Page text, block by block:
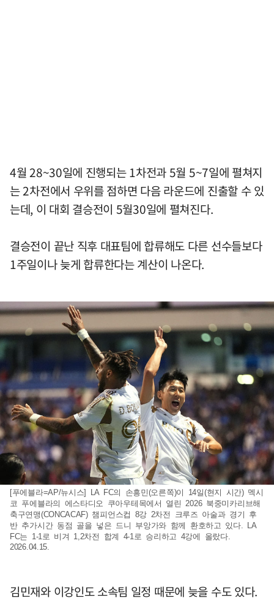
4월 28~30일에 진행되는 1차전과 5월 5~7일에 펼쳐지
는 2차전에서 우위를 점하면 다음 라운드에 진출할 수 있
는데, 이 대회 결승전이 5월30일에 펼쳐진다.
결승전이 끝난 직후 대표팀에 합류해도 다른 선수들보다
1주일이나 늦게 합류한다는 계산이 나온다.
[푸에블라=AP/뉴시스] LA FC의 손흥민(오른쪽)이 14일(현지 시간) 멕시
코 푸에블라의 에스타디오 쿠아우테목에서 열린 2026 북중미카리브해
축구연맹(CONCACAF) 챔피언스컵 8강 2차전 크루즈 아술과 경기 후
반 추가시간 동점 골을 넣은 드니 부앙가와 함께 환호하고 있다. LA
FC는 1-1로 비겨 1,2차전 합계 4-1로 승리하고 4강에 올랐다.
2026.04.15.
김민재와 이강인도 소속팀 일정 때문에 늦을 수도 있다.